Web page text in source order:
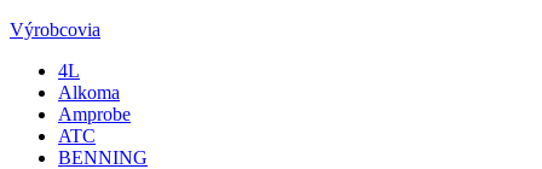
Výrobcovia
4L
Alkoma
Amprobe
ATC
BENNING